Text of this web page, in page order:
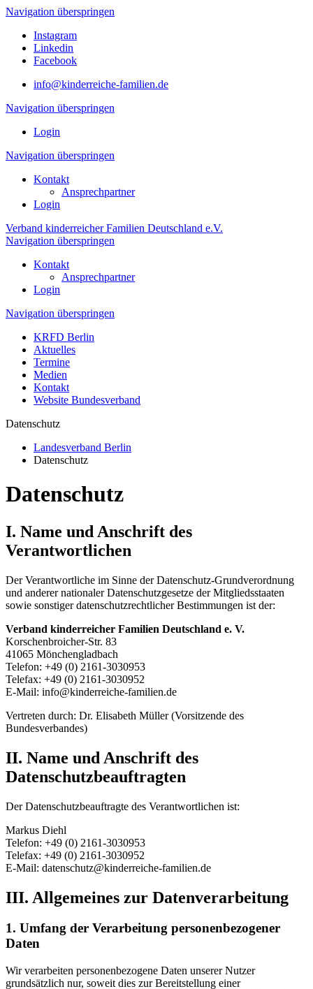
Navigation überspringen
Instagram
Linkedin
Facebook
info@kinderreiche-familien.de
Navigation überspringen
Login
Navigation überspringen
Kontakt
Ansprechpartner
Login
Verband kinderreicher Familien Deutschland e.V.
Navigation überspringen
Kontakt
Ansprechpartner
Login
Navigation überspringen
KRFD Berlin
Aktuelles
Termine
Medien
Kontakt
Website Bundesverband
Datenschutz
Landesverband Berlin
Datenschutz
Datenschutz
I. Name und Anschrift des
Verantwortlichen
Der Verantwortliche im Sinne der Datenschutz-Grundverordnung
und anderer nationaler Datenschutzgesetze der Mitgliedsstaaten
sowie sonstiger datenschutzrechtlicher Bestimmungen ist der:
Verband kinderreicher Familien Deutschland e. V.
Korschenbroicher-Str. 83
41065 Mönchengladbach
Telefon: +49 (0) 2161-3030953
Telefax: +49 (0) 2161-3030952
E-Mail: info@kinderreiche-familien.de
Vertreten durch: Dr. Elisabeth Müller (Vorsitzende des
Bundesverbandes)
II. Name und Anschrift des
Datenschutzbeauftragten
Der Datenschutzbeauftragte des Verantwortlichen ist:
Markus Diehl
Telefon: +49 (0) 2161-3030953
Telefax: +49 (0) 2161-3030952
E-Mail: datenschutz@kinderreiche-familien.de
III. Allgemeines zur Datenverarbeitung
1. Umfang der Verarbeitung personenbezogener
Daten
Wir verarbeiten personenbezogene Daten unserer Nutzer
grundsätzlich nur, soweit dies zur Bereitstellung einer